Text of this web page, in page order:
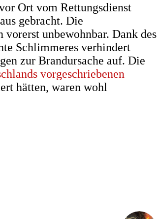
Ort vom Rettungsdienst
gebracht. Die
unbewohnbar. Dank des
Schlimmeres verhindert
zur Brandursache auf. Die
vorgeschriebenen
hätten, waren wohl